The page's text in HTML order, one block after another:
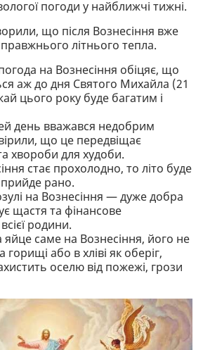
погоди у найближчі тижні.
що після Вознесіння вже
літнього тепла.
на Вознесіння обіцяє, що
аж до дня Святого Михайла (21
цього року буде багатим і
день вважався недобрим
що це передвіщає
хвороби для худоби.
стає прохолодно, то літо буде
рано.
на Вознесіння — дуже добра
щастя та фінансове
родини.
саме на Вознесіння, його не
або в хліві як оберіг,
оселю від пожежі, грози